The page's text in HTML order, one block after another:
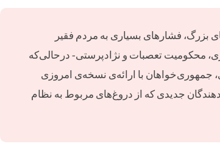
بزرگ، فشارهای بسیاری به مردم فقیر
محکومیت تعصبات و نژادپرستی- درحالی‌که
جمهوری‌خواهان با ارائه‌ی نسخه‌ی امروزی
جدیدی که از دروغ‌های مربوط به نظام